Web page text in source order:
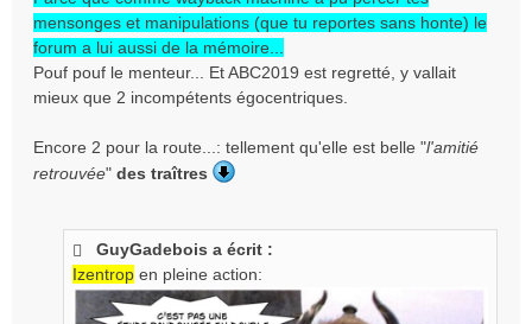
mensonges et manipulations (que tu reportes sans honte) le
forum a lui aussi de la mémoire...
Pouf pouf le menteur... Et ABC2019 est regretté, y vallait
mieux que 2 incompétents égocentriques.
Encore 2 pour la route...: tellement qu'elle est belle "l'amitié
retrouvée" des traîtres
GuyGadebois a écrit :
Izentrop en pleine action: